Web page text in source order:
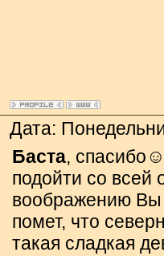
Дата:
Баста,
подойти со всей
воображению Вы
помет, что
такая сладкая